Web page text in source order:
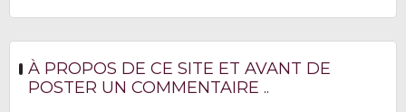
À PROPOS DE CE SITE ET AVANT DE
POSTER UN COMMENTAIRE ..